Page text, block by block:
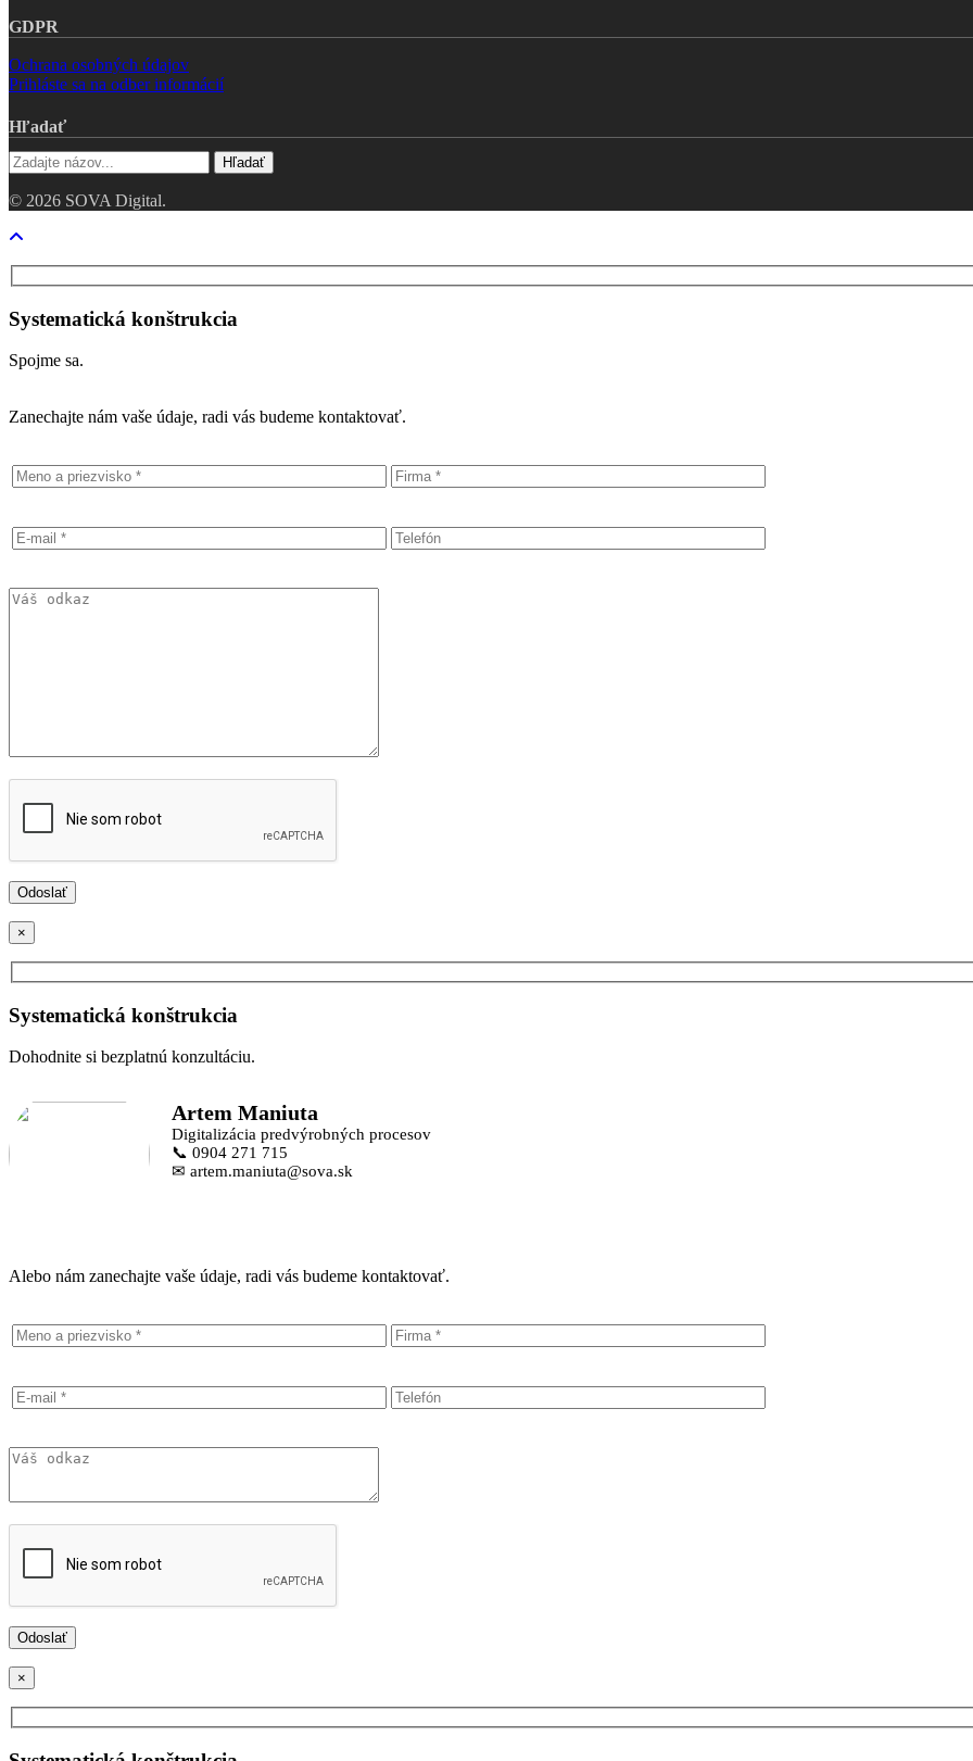
GDPR
Ochrana osobných údajov
Prihláste sa na odber informácií
Hľadať
Hľadať
© 2026 SOVA Digital.
Close
Systematická konštrukcia
Spojme sa.
Zanechajte nám vaše údaje, radi vás budeme kontaktovať.
×
Systematická konštrukcia
Dohodnite si bezplatnú konzultáciu.
Artem Maniuta
Digitalizácia predvýrobných procesov
📞 0904 271 715
✉ artem.maniuta@sova.sk
Alebo nám zanechajte vaše údaje, radi vás budeme kontaktovať.
×